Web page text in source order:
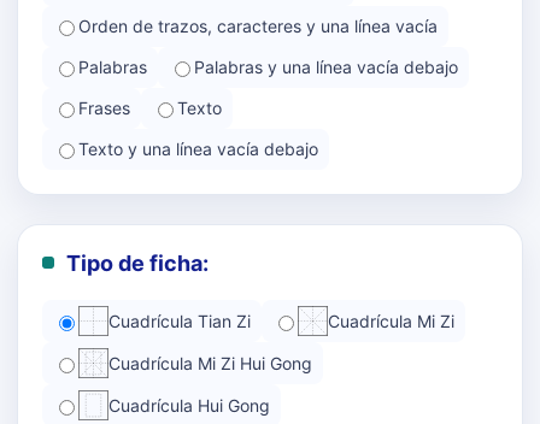
Orden de trazos, caracteres y una línea vacía
Palabras
Palabras y una línea vacía debajo
Frases
Texto
Texto y una línea vacía debajo
Tipo de ficha:
Cuadrícula Tian Zi Cuadrícula Mi Zi
Cuadrícula Mi Zi Hui Gong
Cuadrícula Hui Gong